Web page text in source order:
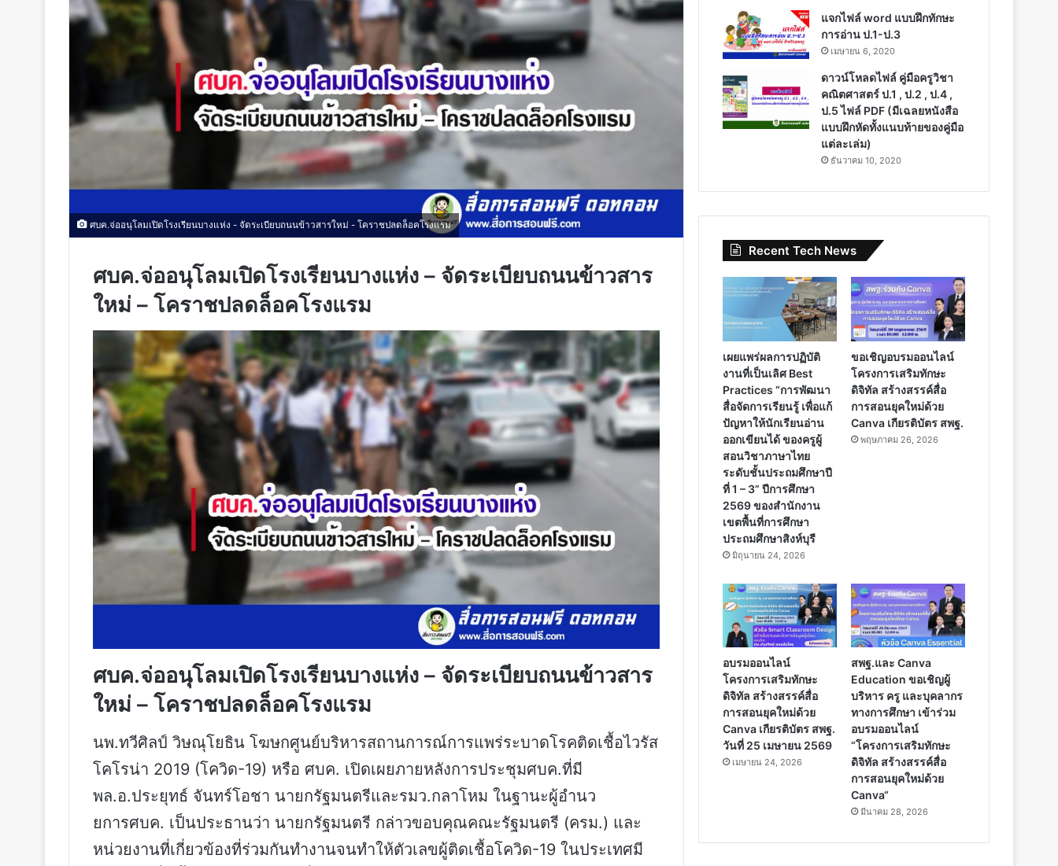
ศบค.จ่ออนุโลมเปิดโรงเรียนบางแห่ง - จัดระเบียบถนนข้าวสารใหม่ - โคราชปลดล็อคโรงแรม
ศบค.จ่ออนุโลมเปิดโรงเรียนบางแห่ง – จัดระเบียบถนนข้าวสาร
ใหม่ – โคราชปลดล็อคโรงแรม
ศบค.จ่ออนุโลมเปิดโรงเรียนบางแห่ง – จัดระเบียบถนนข้าวสาร
ใหม่ – โคราชปลดล็อคโรงแรม
นพ.ทวีศิลป์ วิษณุโยธิน โฆษกศูนย์บริหารสถานการณ์การแพร่ระบาดโรคติดเชื้อไวรัส
โคโรน่า 2019 (โควิด-19) หรือ ศบค. เปิดเผยภายหลังการประชุมศบค.ที่มี
พล.อ.ประยุทธ์ จันทร์โอชา นายกรัฐมนตรีและรมว.กลาโหม ในฐานะผู้อำนว
ยการศบค. เป็นประธานว่า นายกรัฐมนตรี กล่าวขอบคุณคณะรัฐมนตรี (ครม.) และ
หน่วยงานที่เกี่ยวข้องที่ร่วมกันทำงานจนทำให้ตัวเลขผู้ติดเชื้อโควิด-19 ในประเทศมี
แจกไฟล์ word แบบฝึกทักษะ
การอ่าน ป.1-ป.3
เมษายน 6, 2020
ดาวน์โหลดไฟล์ คู่มือครูวิชา
คณิตศาสตร์ ป.1 , ป.2 , ป.4 ,
ป.5 ไฟล์ PDF (มีเฉลยหนังสือ
แบบฝึกหัดทั้งแนบท้ายของคู่มือ
แต่ละเล่ม)
ธันวาคม 10, 2020
Recent Tech News
เผยแพร่ผลการปฏิบัติ
งานที่เป็นเลิศ Best
Practices “การพัฒนา
สื่อจัดการเรียนรู้ เพื่อแก้
ปัญหาให้นักเรียนอ่าน
ออกเขียนได้ ของครูผู้
สอนวิชาภาษาไทย
ระดับชั้นประถมศึกษาปี
ที่ 1 – 3” ปีการศึกษา
2569 ของสำนักงาน
เขตพื้นที่การศึกษา
ประถมศึกษาสิงห์บุรี
มิถุนายน 24, 2026
ขอเชิญอบรมออนไลน์
โครงการเสริมทักษะ
ดิจิทัล สร้างสรรค์สื่อ
การสอนยุคใหม่ด้วย
Canva เกียรติบัตร สพฐ.
พฤษภาคม 26, 2026
อบรมออนไลน์
โครงการเสริมทักษะ
ดิจิทัล สร้างสรรค์สื่อ
การสอนยุคใหม่ด้วย
Canva เกียรติบัตร สพฐ.
วันที่ 25 เมษายน 2569
เมษายน 24, 2026
สพฐ.และ Canva
Education ขอเชิญผู้
บริหาร ครู และบุคลากร
ทางการศึกษา เข้าร่วม
อบรมออนไลน์
“โครงการเสริมทักษะ
ดิจิทัล สร้างสรรค์สื่อ
การสอนยุคใหม่ด้วย
Canva“
มีนาคม 28, 2026